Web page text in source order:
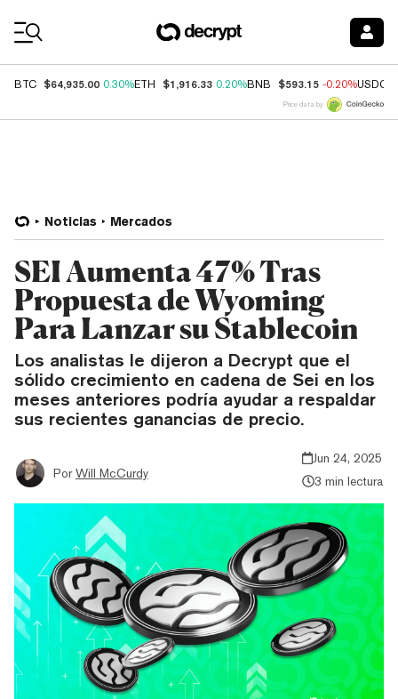
BTC $64,935.00 0.30%ETH $1,916.33 0.20%BNB $593.15 -0.20%USDC
Price data by
Noticias Mercados
SEI Aumenta 47% Tras
Propuesta de Wyoming
Para Lanzar su Stablecoin
Los analistas le dijeron a Decrypt que el
sólido crecimiento en cadena de Sei en los
meses anteriores podría ayudar a respaldar
sus recientes ganancias de precio.
Por Will McCurdy
Jun 24, 2025
3 min lectura